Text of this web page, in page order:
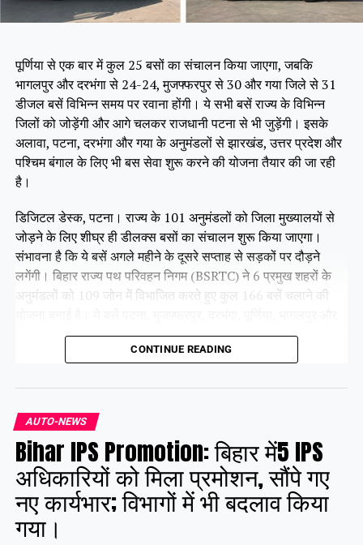
पूर्णिया से एक बार में कुल 25 बसों का संचालन किया जाएगा, जबकि
भागलपुर और दरभंगा से 24-24, मुजफ्फरपुर से 30 और गया जिले से 31
डीजल बसें विभिन्न समय पर रवाना होंगी। ये सभी बसें राज्य के विभिन्न
जिलों को जोड़ेंगी और आगे चलकर राजधानी पटना से भी जुड़ेंगी। इसके
अलावा, पटना, दरभंगा और गया के अनुमंडलों से झारखंड, उत्तर प्रदेश और
पश्चिम बंगाल के लिए भी बस सेवा शुरू करने की योजना तैयार की जा रही
है।
डिजिटल डेस्क, पटना। राज्य के 101 अनुमंडलों को जिला मुख्यालयों से
जोड़ने के लिए शीघ्र ही डीलक्स बसों का संचालन शुरू किया जाएगा।
संभावना है कि ये बसें अगले महीने के दूसरे सप्ताह से सड़कों पर दौड़ने
लगेंगी। बिहार राज्य पथ परिवहन निगम (BSRTC) ने 6 प्रमुख शहरों के
अनुमंडलों को 109 जोन में विभाजित करते हुए कुल 166 बसें चलाने की
गया की पंचायतों को उनके संबंधित जिला मुख्यालयों से जोड़ेंगी। इन बसों के
सभी रूट पहले ही तय किए जा चुके हैं। फिलहाल ये बसें परमिट प्रक्रिया में
Share this:
Facebook X
Like this:
CONTINUE READING
AUTO-NEWS
Bihar IPS Promotion: बिहार में5 IPS
अधिकारियों को मिला प्रमोशन, सौंपे गए
नए कार्यभार; विभागों में भी बदलाव किया
गया।